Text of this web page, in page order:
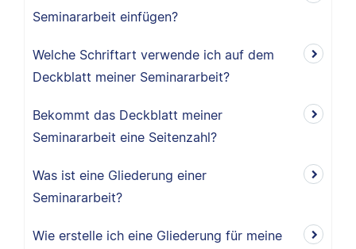
Seminararbeit einfügen?
Welche Schriftart verwende ich auf dem
Deckblatt meiner Seminararbeit?
Bekommt das Deckblatt meiner
Seminararbeit eine Seitenzahl?
Was ist eine Gliederung einer
Seminararbeit?
Wie erstelle ich eine Gliederung für meine